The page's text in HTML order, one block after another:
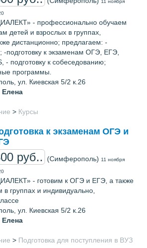
11 ноября
- профессионально обучаем
детей и взрослых в группах,
дистанционно; предлагаем: -
-подготовку к экзаменам ОГЭ, ЕГЭ,
- подготовку к собеседованию;
программы.
ул. Киевская 5/2 к.26
Елена
> Курсы
к экзаменам ОГЭ и
руб.. (Симферополь) 11 ноября
- готовим к ОГЭ и ЕГЭ, а также
в группах и индивидуально,
ул. Киевская 5/2 к.26
Елена
> Подготовка для поступления в ВУЗ